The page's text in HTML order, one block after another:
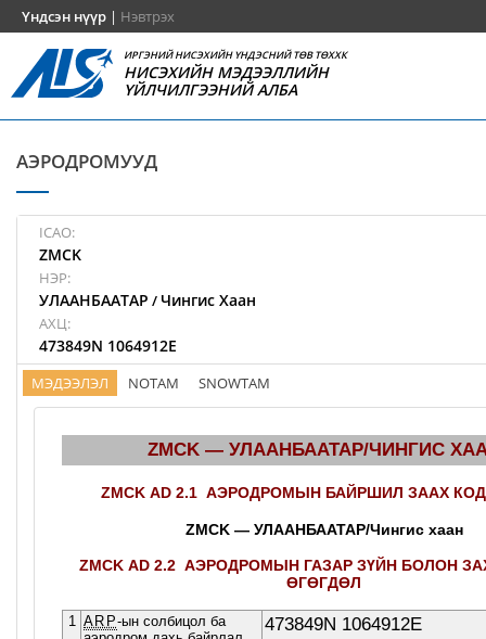
Үндсэн нүүр | Нэвтрэх
ИРГЭНИЙ НИСЭХИЙН ҮНДЭСНИЙ ТӨВ ТӨХХК
НИСЭХИЙН МЭДЭЭЛЛИЙН
ҮЙЛЧИЛГЭЭНИЙ АЛБА
АЭРОДРОМУУД
ICAO:
ZMCK
НЭР:
УЛААНБААТАР / Чингис Хаан
АХЦ:
473849N 1064912E
МЭДЭЭЛЭЛ NOTAM SNOWTAM